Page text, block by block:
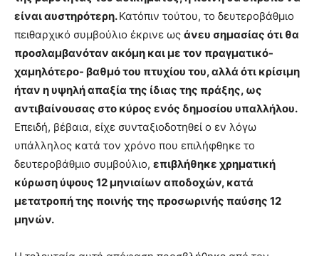
είναι αυστηρότερη.Κατόπιν τούτου, το δευτεροβάθμιο
πειθαρχικό συμβούλιο έκρινε ως άνευ σημασίας ότι θα
προσλαμβανόταν ακόμη και με τον πραγματικό-
χαμηλότερο- βαθμό του πτυχίου του, αλλά ότι κρίσιμη
ήταν η υψηλή απαξία της ίδιας της πράξης, ως
αντιβαίνουσας στο κύρος ενός δημοσίου υπαλλήλου.
Επειδή, βέβαια, είχε συνταξιοδοτηθεί ο εν λόγω
υπάλληλος κατά τον χρόνο που επιλήφθηκε το
δευτεροβάθμιο συμβούλιο, επιβλήθηκε χρηματική
κύρωση ύψους 12 μηνιαίων αποδοχών, κατά
μετατροπή της ποινής της προσωρινής παύσης 12
μηνών.